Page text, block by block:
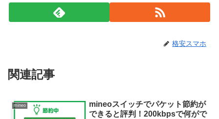
格安スマホ
関連記事
mineo
mineoスイッチでパケット節約が
できると評判！200kbpsで何がで